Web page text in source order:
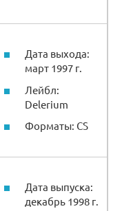
Дата выхода:
март 1997 г.
Лейбл:
Delerium
Форматы: CS
Дата выпуска:
декабрь 1998 г.